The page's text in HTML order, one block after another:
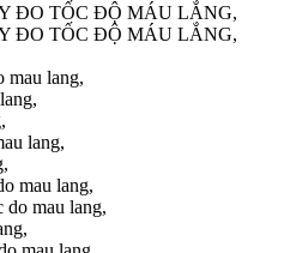
ĐO TỐC ĐỘ MÁU LẮNG,
ĐO TỐC ĐỘ MÁU LẮNG,
mau lang,
lang,
mau lang,
do mau lang,